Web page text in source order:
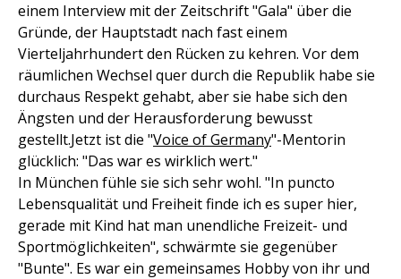
einem Interview mit der Zeitschrift "Gala" über die
Gründe, der Hauptstadt nach fast einem
Vierteljahrhundert den Rücken zu kehren. Vor dem
räumlichen Wechsel quer durch die Republik habe sie
durchaus Respekt gehabt, aber sie habe sich den
Ängsten und der Herausforderung bewusst
gestellt.Jetzt ist die "Voice of Germany"-Mentorin
glücklich: "Das war es wirklich wert."
In München fühle sie sich sehr wohl. "In puncto
Lebensqualität und Freiheit finde ich es super hier,
gerade mit Kind hat man unendliche Freizeit- und
Sportmöglichkeiten", schwärmte sie gegenüber
"Bunte". Es war ein gemeinsames Hobby von ihr und